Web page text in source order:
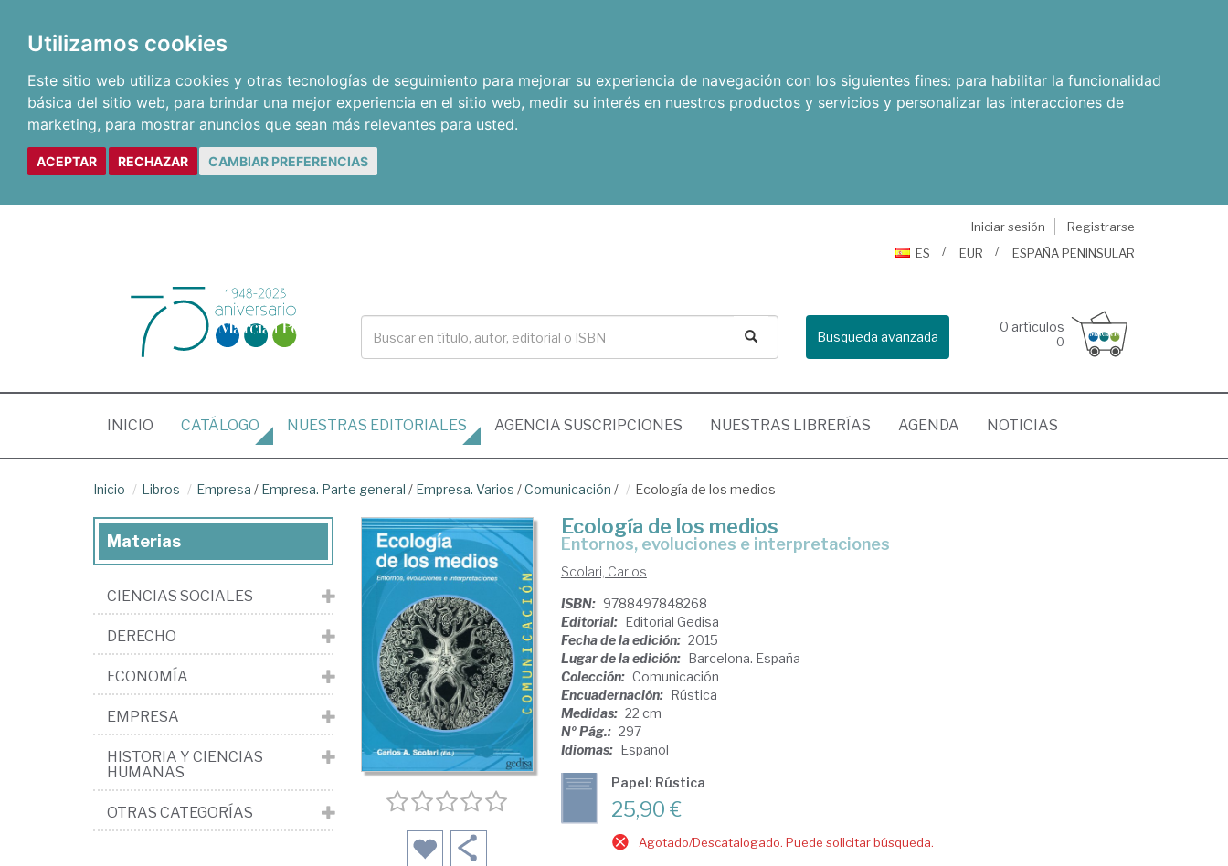
Utilizamos cookies
Este sitio web utiliza cookies y otras tecnologías de seguimiento para mejorar su experiencia de navegación con los siguientes fines: para habilitar la funcionalidad
básica del sitio web, para brindar una mejor experiencia en el sitio web, medir su interés en nuestros productos y servicios y personalizar las interacciones de
marketing, para mostrar anuncios que sean más relevantes para usted.
ACEPTAR RECHAZAR CAMBIAR PREFERENCIAS
Iniciar sesión
Registrarse
ES
EUR ESPAÑA PENINSULAR
Busqueda avanzada
0 artículos
0
INICIO (CURRENT)
CATÁLOGO NUESTRAS EDITORIALES AGENCIA SUSCRIPCIONES NUESTRAS LIBRERÍAS AGENDA NOTICIAS
Inicio Libros Empresa / Empresa. Parte general / Empresa. Varios /Comunicación / Ecología de los medios
Ecología de los medios
entornos, evoluciones e interpretaciones
Scolari, Carlos
ISBN: 9788497848268
Editorial: Editorial Gedisa
Fecha de la edición: 2015
Lugar de la edición: Barcelona. España
Colección: Comunicación
Encuadernación: Rústica
Medidas: 22 cm
Nº Pág.: 297
Idiomas: Español
Papel: Rústica
25,90 €
Agotado/Descatalogado. Puede solicitar búsqueda.
Materias
CIENCIAS SOCIALES
DERECHO
ECONOMÍA
EMPRESA
HISTORIA Y CIENCIAS
HUMANAS
OTRAS CATEGORÍAS